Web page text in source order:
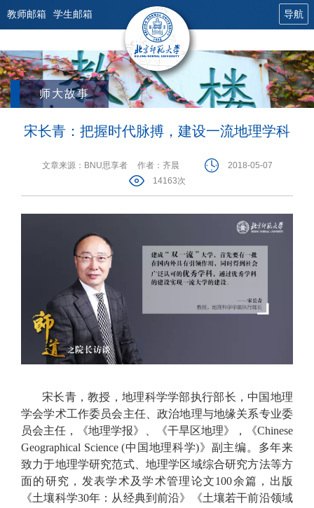
教师邮箱 学生邮箱 导航
师大故事
宋长青：把握时代脉搏，建设一流地理学科
文章来源：BNU思享者 作者：齐晨
2018-05-07
14163次
宋长青，教授，地理科学学部执行部长，中国地理
学会学术工作委员会主任、政治地理与地缘关系专业委
员会主任，《地理学报》、《干旱区地理》，《Chinese
Geographical Science (中国地理科学)》副主编。多年来
致力于地理学研究范式、地理学区域综合研究方法等方
面的研究，发表学术及学术管理论文100余篇，出版
《土壤科学30年：从经典到前沿》《土壤若干前沿领域